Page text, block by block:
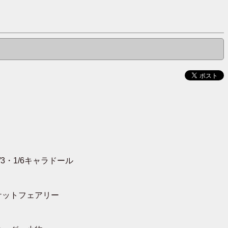
1/6キャラドール
フェアリー